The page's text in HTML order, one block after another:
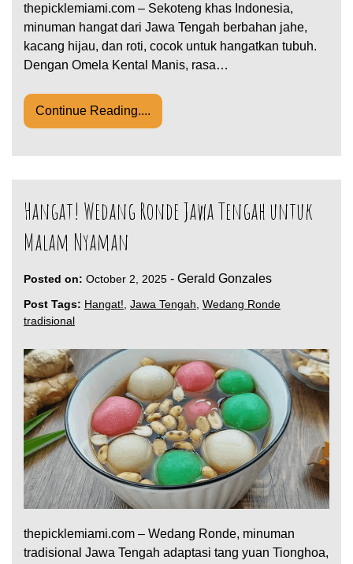
thepicklemiami.com – Sekoteng khas Indonesia,
minuman hangat dari Jawa Tengah berbahan jahe,
kacang hijau, dan roti, cocok untuk hangatkan tubuh.
Dengan Omela Kental Manis, rasa…
Continue Reading....
Hangat! Wedang Ronde Jawa Tengah untuk
Malam Nyaman
Posted on: October 2, 2025 - Gerald Gonzales
Post Tags: Hangat! Jawa Tengah Wedang Ronde
tradisional
thepicklemiami.com – Wedang Ronde, minuman
tradisional Jawa Tengah adaptasi tang yuan Tionghoa,